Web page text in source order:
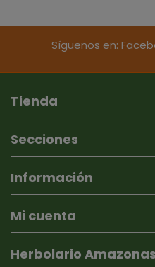
Síguenos en:
Tienda
Secciones
Información
Mi cuenta
Herbolario Amazonas